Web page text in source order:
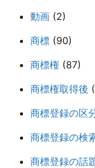
動画 (2)
商標 (90)
商標権 (87)
商標権取得後
商標登録の区
商標登録の検
商標登録の話